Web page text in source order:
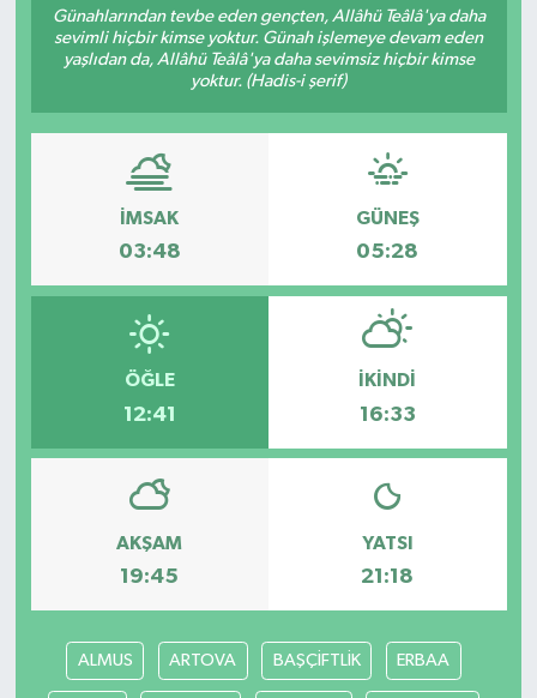
Günahlarından tevbe eden gençten, Allâhü Teâlâ'ya daha
sevimli hiçbir kimse yoktur. Günah işlemeye devam eden
yaşlıdan da, Allâhü Teâlâ'ya daha sevimsiz hiçbir kimse
yoktur. (Hadis-i şerif)
İMSAK
03:48
GÜNEŞ
05:28
ÖĞLE
12:41
İKINDI
16:33
AKŞAM
19:45
YATSI
21:18
ALMUS ARTOVA BAŞÇİFTLİK ERBAA